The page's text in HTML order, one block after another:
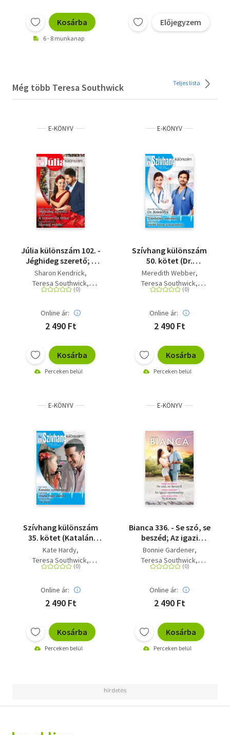
Kosárba
6 - 8 munkanap
Előjegyzem
Még több Teresa Southwick Teljes lista
E-KÖNYV
Júlia különszám 102. -
Jéghideg szerető; A
luxusvilla titka; Maradj
velem!
Sharon Kendrick
Teresa Southwick
Scarlet Wilson
Online ár:
2 490 Ft
Kosárba
Perceken belül
E-KÖNYV
Szívhang különszám
50. kötet (Dr.
Kelekótya, Tökéletlen
szerelem, Férfit látok
álmaimban)
Meredith Webber
Teresa Southwick
Judy Duarte
Online ár:
2 490 Ft
Kosárba
Perceken belül
E-KÖNYV
Szívhang különszám
35. kötet (Katalán
nyelvlecke, Dupla vagy
semmi, Dr. Apu)
Kate Hardy
Teresa Southwick
Kristi Gold
Online ár:
2 490 Ft
Kosárba
Perceken belül
E-KÖNYV
Bianca 336. - Se szó, se
beszéd; Az igazi
nyeremény; Nyitótánc
Bonnie Gardener
Teresa Southwick
Laura Marie Altom
Online ár:
2 490 Ft
Kosárba
Perceken belül